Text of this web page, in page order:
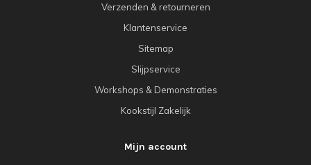
Verzenden & retourneren
Klantenservice
Sitemap
Slijpservice
Workshops & Demonstraties
Kookstijl Zakelijk
Mijn account